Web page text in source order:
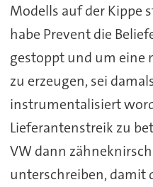
Modells auf der Kippe
habe Prevent die
gestoppt und um eine
zu erzeugen, sei
instrumentalisiert
Lieferantenstreik zu
VW dann
unterschreiben, damit